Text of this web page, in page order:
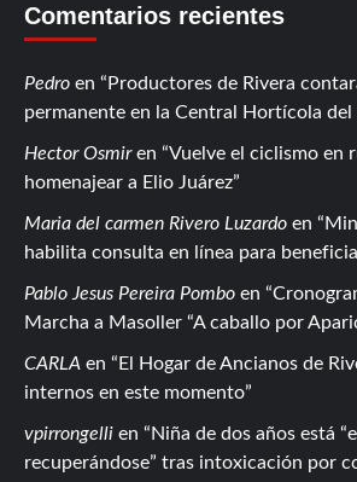
Comentarios recientes
Pedro en
Productores de Rivera
permanente en la Central Hortícola
Hector Osmiren
Vuelve el ciclismo en
homenajear a Elio Juárez
Maria del carmen Rivero Luzardo en
habilita consulta en línea para
Pablo Jesus Pereira Pombo en
Marcha a Masoller “A caballo por
CARLA en
El Hogar de Ancianos de
internos en este momento
vpirrongelli en
Niña de dos años está
recuperándose” tras intoxicación por